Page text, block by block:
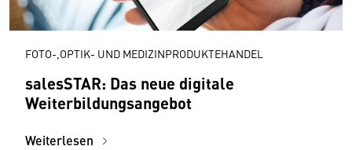
FOTO-,OPTIK- UND MEDIZINPRODUKTEHANDEL
salesSTAR: Das neue digitale
Weiterbildungsangebot
Weiterlesen